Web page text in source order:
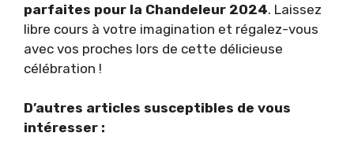
parfaites pour la Chandeleur 2024. Laissez
libre cours à votre imagination et régalez-vous
avec vos proches lors de cette délicieuse
célébration !
D’autres articles susceptibles de vous
intéresser :